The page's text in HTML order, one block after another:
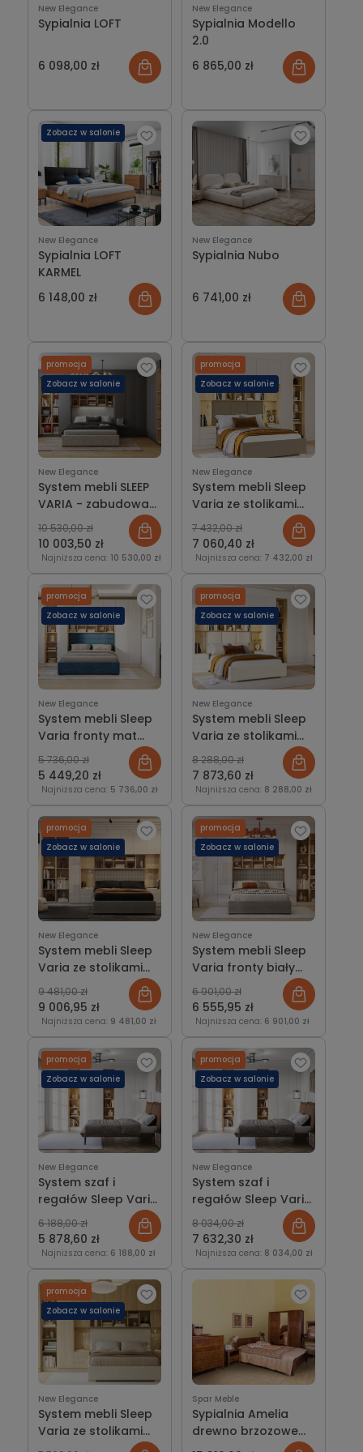
New Elegance
Sypialnia LOFT
6 098,00 zł
New Elegance
Sypialnia Modello
2.0
6 865,00 zł
New Elegance
Sypialnia LOFT
KARMEL
6 148,00 zł
Zobacz w salonie
New Elegance
Sypialnia Nubo
6 741,00 zł
New Elegance
System mebli SLEEP
VARIA - zabudowa
do sypialni fronty
grafitowe
10 003,50 zł
10 530,00 zł
Najniższa cena: 10 530,00 zł
promocja
Zobacz w salonie
New Elegance
System mebli Sleep
Varia ze stolikami
nocnymi fronty
kaszmirowe
7 060,40 zł
7 432,00 zł
Najniższa cena: 7 432,00 zł
promocja
Zobacz w salonie
New Elegance
System mebli Sleep
Varia fronty mat
zabudowa sypialni
5 449,20 zł
5 736,00 zł
Najniższa cena: 5 736,00 zł
promocja
Zobacz w salonie
New Elegance
System mebli Sleep
Varia ze stolikami
nocnymi (fronty
matowe)
7 873,60 zł
8 288,00 zł
Najniższa cena: 8 288,00 zł
promocja
Zobacz w salonie
New Elegance
System mebli Sleep
Varia ze stolikami
nocnymi (fronty
biały połysk)
9 006,95 zł
9 481,00 zł
Najniższa cena: 9 481,00 zł
promocja
Zobacz w salonie
New Elegance
System mebli Sleep
Varia fronty biały
połysk zabudowa
sypialni
6 555,95 zł
6 901,00 zł
Najniższa cena: 6 901,00 zł
promocja
Zobacz w salonie
New Elegance
System szaf i
regałów Sleep Varia
fronty mat -
zabudowa do
sypialni
5 878,60 zł
6 188,00 zł
Najniższa cena: 6 188,00 zł
promocja
Zobacz w salonie
New Elegance
System szaf i
regałów Sleep Varia
fronty biały połysk -
zabudowa do
sypialni
7 632,30 zł
8 034,00 zł
Najniższa cena: 8 034,00 zł
promocja
Zobacz w salonie
New Elegance
System mebli Sleep
Varia ze stolikami
nocnymi dąb
promocja
Zobacz w salonie
Spar Meble
Sypialnia Amelia
drewno brzozowe
kolor orzech